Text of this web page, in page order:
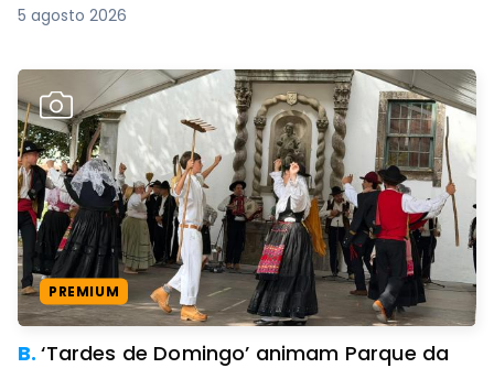
5 agosto 2026
PREMIUM
B.‘Tardes de Domingo’ animam Parque da